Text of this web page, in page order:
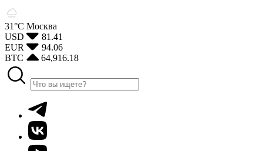
31°С Москва
USD
81.41
EUR
94.06
BTC
64,916.18